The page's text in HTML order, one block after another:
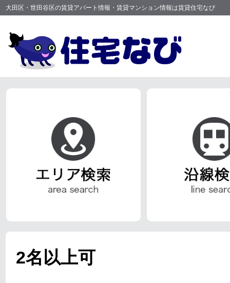
大田区・世田谷区の賃貸アパート情報・賃貸マンション情報は賃貸住宅なび
2名以上可